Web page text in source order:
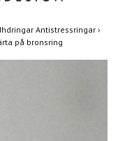
Antistressringar ›
på bronsring